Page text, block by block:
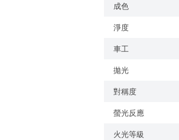
成色
淨度
車工
拋光
對稱度
螢光反應
火光等級